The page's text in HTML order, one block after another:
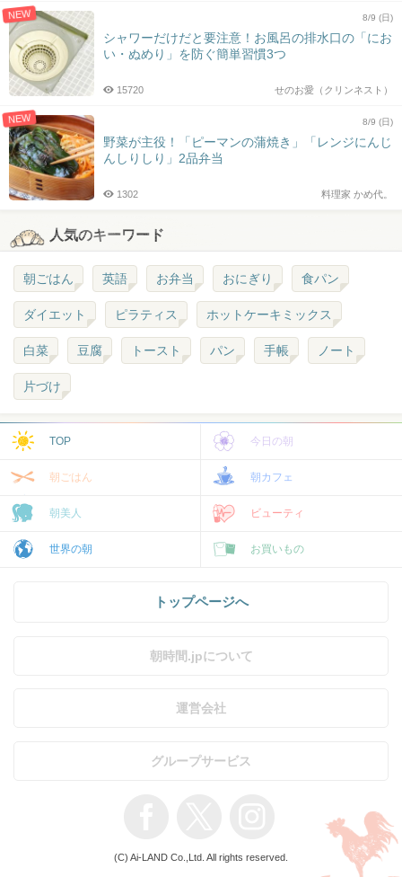
NEW 8/9 (日)
シャワーだけだと要注意！お風呂の排水口の「にお
い・ぬめり」を防ぐ簡単習慣3つ
せのお愛（クリンネスト）
15720
NEW 8/9 (日)
野菜が主役！「ピーマンの蒲焼き」「レンジにんじ
んしりしり」2品弁当
料理家 かめ代。
1302
人気のキーワード
朝ごはん 英語 お弁当 おにぎり 食パン
ダイエット ピラティス ホットケーキミックス
白菜 豆腐 トースト パン 手帳 ノート
片づけ
TOP 今日の朝
朝ごはん 朝カフェ
朝美人 ビューティ
世界の朝 お買いもの
トップページへ
朝時間.jpについて
運営会社
グループサービス
(C) Ai-LAND Co.,Ltd. All rights reserved.